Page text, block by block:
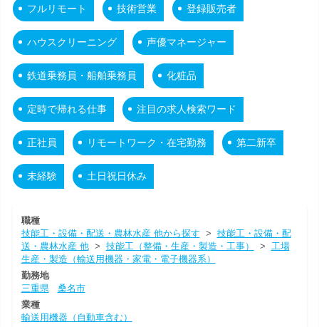
フルリモート 技術営業 登録販売者
ハウスクリーニング 声優マネージャー
鉄道乗務員・船舶乗務員 化粧品
定時で帰れる仕事 注目の求人検索ワード
正社員 リモートワーク・在宅勤務 第二新卒
未経験 土日祝日休み
職種
技能工・設備・配送・農林水産 他から探す > 技能工・設備・配
送・農林水産 他> 技能工（整備・生産・製造・工事） > 工場
生産・製造（輸送用機器・家電・電子機器系）
勤務地
三重県
桑名市
業種
輸送用機器（自動車含む）